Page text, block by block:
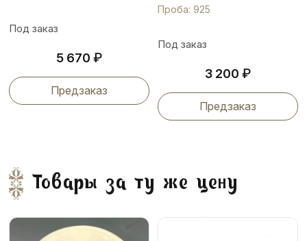
Под заказ
5 670 ₽
Предзаказ
Проба: 925
Под заказ
3 200 ₽
Предзаказ
Товары за ту же цену